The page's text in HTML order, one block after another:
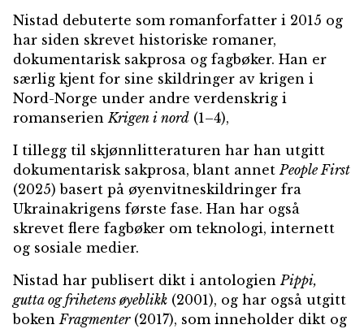
Nistad debuterte som romanforfatter i 2015 og
har siden skrevet historiske romaner,
dokumentarisk sakprosa og fagbøker. Han er
særlig kjent for sine skildringer av krigen i
Nord-Norge under andre verdenskrig i
romanserien Krigen i nord (1–4),
I tillegg til skjønnlitteraturen har han utgitt
dokumentarisk sakprosa, blant annet People First
(2025) basert på øyenvitneskildringer fra
Ukrainakrigens første fase. Han har også
skrevet flere fagbøker om teknologi, internett
og sosiale medier.
Nistad har publisert dikt i antologien Pippi,
gutta og frihetens øyeblikk (2001), og har også utgitt
boken Fragmenter(2017), som inneholder dikt og